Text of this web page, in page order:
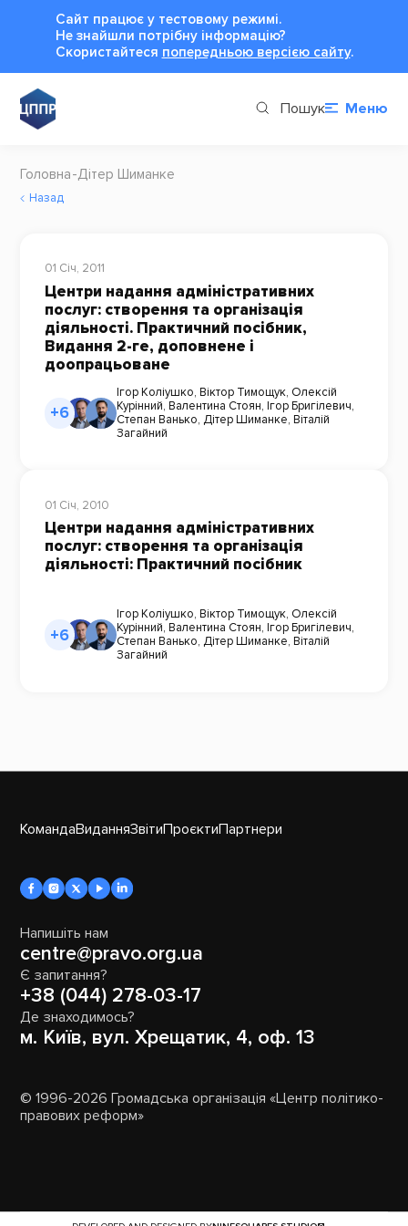
Сайт працює у тестовому режимі.
Не знайшли потрібну інформацію?
Cкористайтеся попередньою версією сайту.
Пошук Меню
Головна Дітер Шиманке
Назад
01 Січ, 2011
Центри надання адміністративних
послуг: створення та організація
діяльності. Практичний посібник,
Видання 2-ге, доповнене і
доопрацьоване
+6
Ігор Коліушко, Віктор Тимощук, Олексій
Курінний, Валентина Стоян, Ігор Бригілевич,
Степан Ванько, Дітер Шиманке, Віталій
Загайний
01 Січ, 2010
Центри надання адміністративних
послуг: створення та організація
діяльності: Практичний посібник
+6
Ігор Коліушко, Віктор Тимощук, Олексій
Курінний, Валентина Стоян, Ігор Бригілевич,
Степан Ванько, Дітер Шиманке, Віталій
Загайний
КомандаВиданняЗвітиПроєктиПартнери
Напишіть нам
centre@pravo.org.ua
Є запитання?
+38 (044) 278-03-17
Де знаходимось?
м. Київ, вул. Хрещатик, 4, оф. 13
© 1996-2026 Громадська організація «Центр політико-
правових реформ»